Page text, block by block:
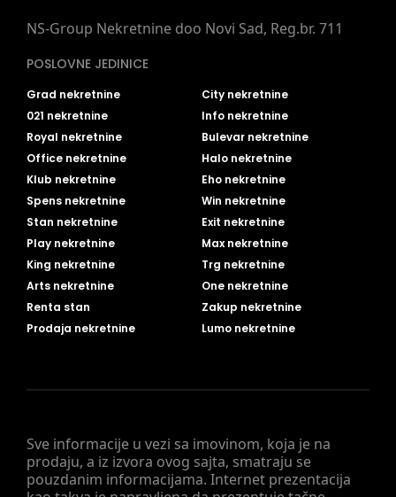
Sve informacije u vezi sa imovinom, koja je na
prodaju, a iz izvora ovog sajta, smatraju se
pouzdanim informacijama. Internet prezentacija
NS-Group Nekretnine doo Novi Sad, Reg.br. 711
POSLOVNE JEDINICE
Grad nekretnine
City nekretnine
021 nekretnine
Info nekretnine
Royal nekretnine
Bulevar nekretnine
Office nekretnine
Halo nekretnine
Klub nekretnine
Eho nekretnine
Spens nekretnine
Win nekretnine
Stan nekretnine
Exit nekretnine
Play nekretnine
Max nekretnine
King nekretnine
Trg nekretnine
Arts nekretnine
One nekretnine
Renta stan
Zakup nekretnine
Prodaja nekretnine
Lumo nekretnine